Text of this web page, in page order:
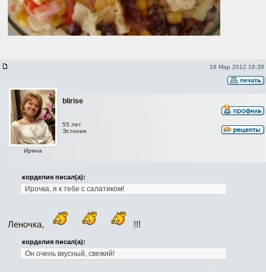
18 Мар 2012 18:38
blirise
Ирина
55 лет
Эстония
корделия писал(а):
Ирочка, я к тебе с салатиком!
Леночка, !!!
корделия писал(а):
Он очень вкусный, свежий!